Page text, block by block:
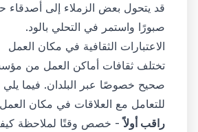
قد يتحول بعض الزملاء إلى أصدقاء
صبورًا واستمر في التحلي بالود.
الاعتبارات الثقافية في مكان العمل
تختلف ثقافات أماكن العمل من
صحيح خصوصًا عبر البلدان. فيما يلي
للتعامل مع العلاقات في مكان
راقب أولاً- خصص وقتًا لملاحظة